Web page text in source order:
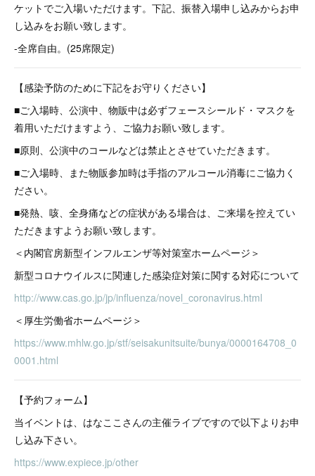
ケットでご入場いただけます。下記、振替入場申し込みからお申
し込みをお願い致します。
-全席自由。(25席限定)
【感染予防のために下記をお守りください】
■ご入場時、公演中、物販中は必ずフェースシールド・マスクを
着用いただけますよう、ご協力お願い致します。
■原則、公演中のコールなどは禁止とさせていただきます。
■ご入場時、また物販参加時は手指のアルコール消毒にご協力く
ださい。
■発熱、咳、全身痛などの症状がある場合は、ご来場を控えてい
ただきますようお願い致します。
＜内閣官房新型インフルエンザ等対策室ホームページ＞
新型コロナウイルスに関連した感染症対策に関する対応について
http://www.cas.go.jp/jp/influenza/novel_coronavirus.html
＜厚生労働省ホームページ＞
https://www.mhlw.go.jp/stf/seisakunitsuite/bunya/0000164708_0
0001.html
【予約フォーム】
当イベントは、はなここさんの主催ライブですので以下よりお申
し込み下さい。
https://www.expiece.jp/other